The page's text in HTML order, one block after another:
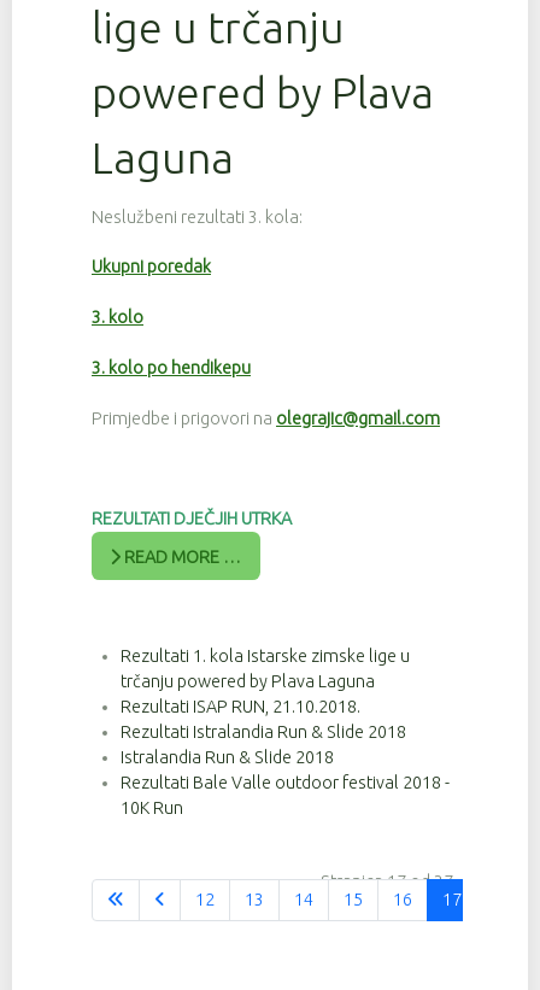
lige u trčanju
powered by Plava
Laguna
Neslužbeni rezultati 3. kola:
Ukupni poredak
3. kolo
3. kolo po hendikepu
Primjedbe i prigovori na olegrajic@gmail.com
REZULTATI DJEČJIH UTRKA
READ MORE …
Rezultati 1. kola Istarske zimske lige u
trčanju powered by Plava Laguna
Rezultati ISAP RUN, 21.10.2018.
Rezultati Istralandia Run & Slide 2018
Istralandia Run & Slide 2018
Rezultati Bale Valle outdoor festival 2018 -
10K Run
Stranica 17 od 37
12
13 14 15 16 17